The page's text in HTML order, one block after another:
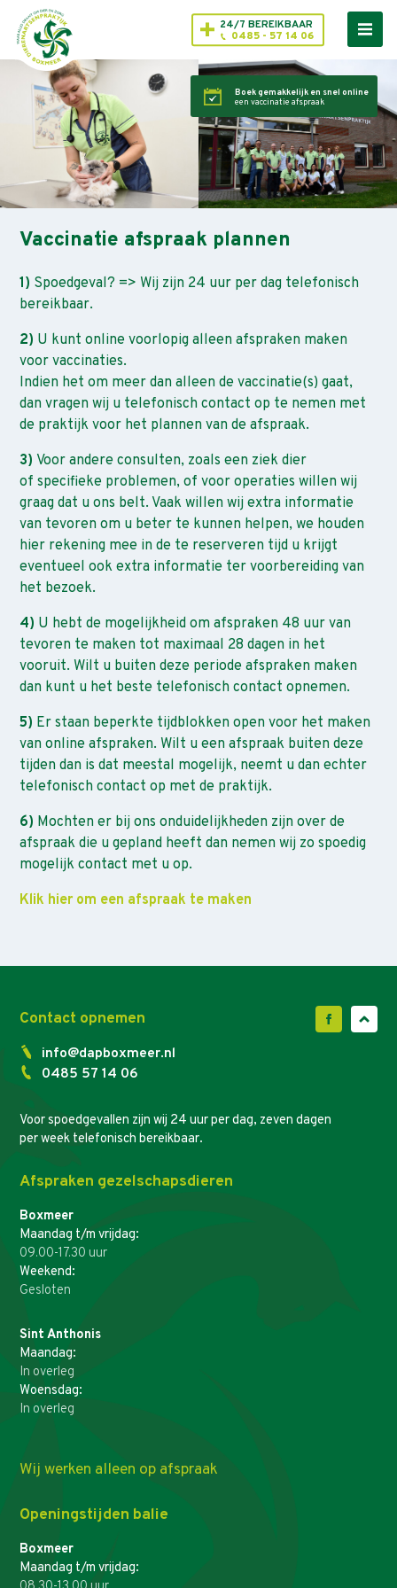
24/7 BEREIKBAAR
0485 - 57 14 06
Boek gemakkelijk en snel online
een vaccinatie afspraak
Vaccinatie afspraak plannen
1) Spoedgeval? => Wij zijn 24 uur per dag telefonisch
bereikbaar.
2) U kunt online voorlopig alleen afspraken maken
voor vaccinaties.
Indien het om meer dan alleen de vaccinatie(s) gaat,
dan vragen wij u telefonisch contact op te nemen met
de praktijk voor het plannen van de afspraak.
3) Voor andere consulten, zoals een ziek dier
of specifieke problemen, of voor operaties willen wij
graag dat u ons belt. Vaak willen wij extra informatie
van tevoren om u beter te kunnen helpen, we houden
hier rekening mee in de te reserveren tijd u krijgt
eventueel ook extra informatie ter voorbereiding van
het bezoek.
4) U hebt de mogelijkheid om afspraken 48 uur van
tevoren te maken tot maximaal 28 dagen in het
vooruit. Wilt u buiten deze periode afspraken maken
dan kunt u het beste telefonisch contact opnemen.
5) Er staan beperkte tijdblokken open voor het maken
van online afspraken. Wilt u een afspraak buiten deze
tijden dan is dat meestal mogelijk, neemt u dan echter
telefonisch contact op met de praktijk.
6) Mochten er bij ons onduidelijkheden zijn over de
afspraak die u gepland heeft dan nemen wij zo spoedig
mogelijk contact met u op.
Klik hier om een afspraak te maken
Contact opnemen
info@dapboxmeer.nl
0485 57 14 06
Voor spoedgevallen zijn wij 24 uur per dag, zeven dagen
per week telefonisch bereikbaar.
Afspraken gezelschapsdieren
Boxmeer
Maandag t/m vrijdag:
09.00-17.30 uur
Weekend:
Gesloten
Sint Anthonis
Maandag:
In overleg
Woensdag:
In overleg
Wij werken alleen op afspraak
Openingstijden balie
Boxmeer
Maandag t/m vrijdag: